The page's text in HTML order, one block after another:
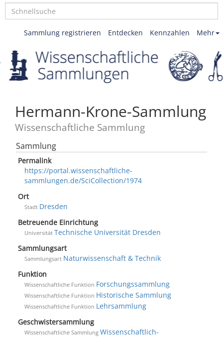
Mehr
Kennzahlen
Entdecken
Sammlung registrieren
Hermann-Krone-Sammlung
Wissenschaftliche Sammlung
Sammlung
Permalink
https://portal.wissenschaftliche-
sammlungen.de/SciCollection/1974
Ort
Stadt Dresden
Betreuende Einrichtung
Universität Technische Universität Dresden
Sammlungsart
Sammlungsart Naturwissenschaft & Technik
Funktion
Wissenschaftliche Funktion Forschungssammlung
Wissenschaftliche Funktion Historische Sammlung
Wissenschaftliche Funktion Lehrsammlung
Geschwistersammlung
Wissenschaftliche Sammlung Wissenschaftlich-